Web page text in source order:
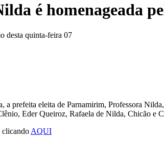
é homenageada
desta quinta-feira 07
a prefeita eleita de Parnamirim, Professora
Eder Queiroz, Rafaela de Nilda, Chicão e
clicando AQUI